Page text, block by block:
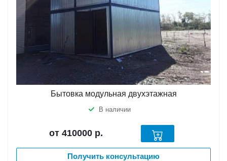
Бытовка модульная двухэтажная
В наличии
от 410000 р.
Получить консультацию